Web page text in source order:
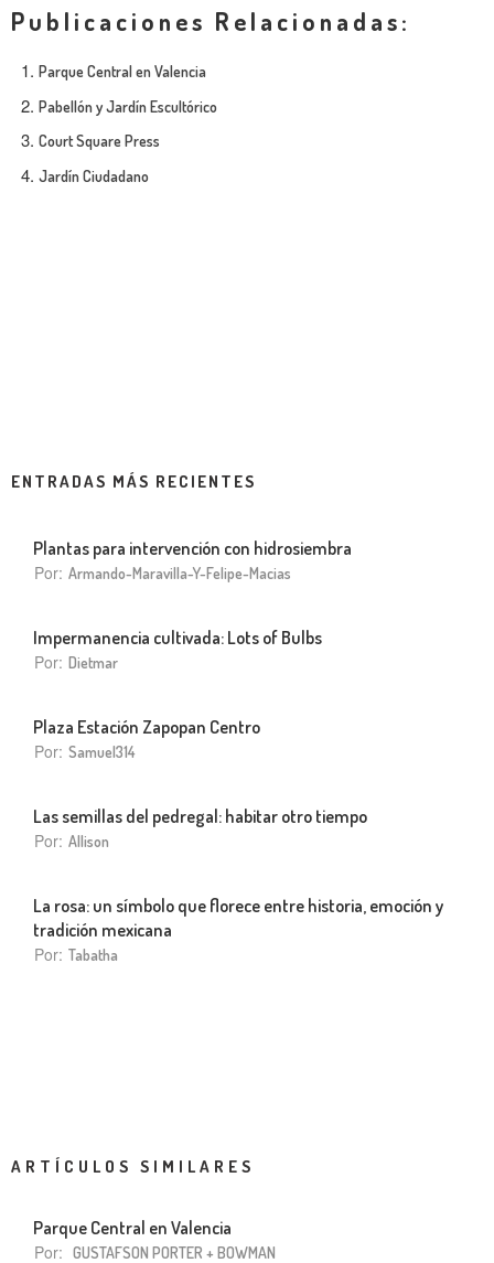
Publicaciones Relacionadas:
Parque Central en Valencia
Pabellón y Jardín Escultórico
Court Square Press
Jardín Ciudadano
ENTRADAS MÁS RECIENTES
Plantas para intervención con hidrosiembra
Por: Armando-Maravilla-Y-Felipe-Macias
Impermanencia cultivada: Lots of Bulbs
Por: Dietmar
Plaza Estación Zapopan Centro
Por: Samuel314
Las semillas del pedregal: habitar otro tiempo
Por: Allison
La rosa: un símbolo que florece entre historia, emoción y
tradición mexicana
Por: Tabatha
ARTÍCULOS SIMILARES
Parque Central en Valencia
Por: GUSTAFSON PORTER + BOWMAN